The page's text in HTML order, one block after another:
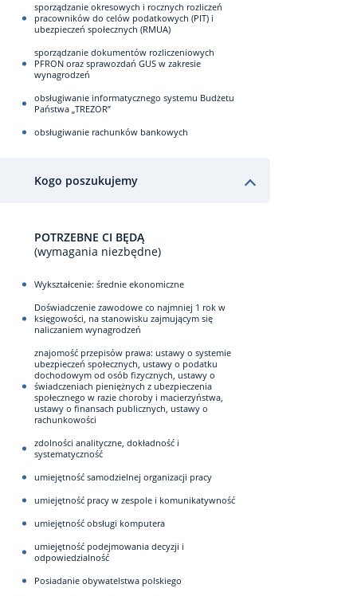
sporządzanie okresowych i rocznych rozliczeń
pracowników do celów podatkowych (PIT) i
ubezpieczeń społecznych (RMUA)
sporządzanie dokumentów rozliczeniowych
PFRON oraz sprawozdań GUS w zakresie
wynagrodzeń
obsługiwanie informatycznego systemu Budżetu
Państwa „TREZOR”
obsługiwanie rachunków bankowych
Kogo poszukujemy
POTRZEBNE CI BĘDĄ
(wymagania niezbędne)
Wykształcenie: średnie ekonomiczne
Doświadczenie zawodowe co najmniej 1 rok w
księgowości, na stanowisku zajmującym się
naliczaniem wynagrodzeń
znajomość przepisów prawa: ustawy o systemie
ubezpieczeń społecznych, ustawy o podatku
dochodowym od osób fizycznych, ustawy o
świadczeniach pieniężnych z ubezpieczenia
społecznego w razie choroby i macierzyństwa,
ustawy o finansach publicznych, ustawy o
rachunkowości
zdolności analityczne, dokładność i
systematyczność
umiejętność samodzielnej organizacji pracy
umiejętność pracy w zespole i komunikatywność
umiejętność obsługi komputera
umiejętność podejmowania decyzji i
odpowiedzialność
Posiadanie obywatelstwa polskiego